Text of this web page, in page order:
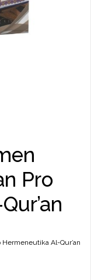
Pro
Al-Qur’an